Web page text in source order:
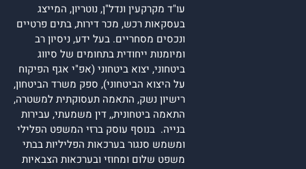
עו"ד מקרקעין ונדל"ן, נוטריון, המייצג
בעסקאות רכש, מכר דירות, בתים פרטיים
ונכסים מסחריים. בעל ידע, ניסיון רב
ומיומנות ייחודית בתחומים של סיווג
ביטחוני, יצוא ביטחוני (אפ"י אגף הפיקוח
על היצוא הביטחוני), ספק משרד הביטחון,
רישיון נשק, התאמה תעסוקתית למשטרה,
התאמה ביטחונית,, דין משמעתי, עבירות
בנייה. בנוסף עוסק ברזי המשפט הפלילי
ומשמש סנגור בערכאות הפליליות בבתי
משפט שלום ומחוזי ובערכאות הצבאיות